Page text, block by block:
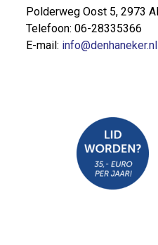
Polderweg Oost 5, 2973
Telefoon: 06-28335366
E-mail: info@denhaneker.nl